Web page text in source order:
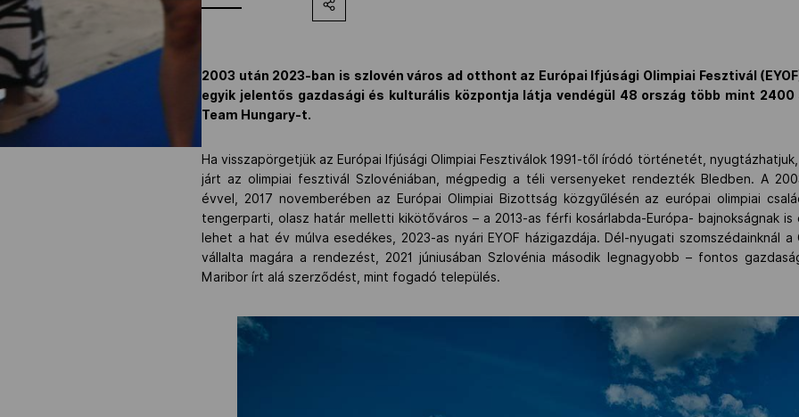
2003 után 2023-ban is szlovén város ad otthont az Európai Ifjúsági Olimpiai Fesztivál
egyik jelentős gazdasági és kulturális központja látja vendégül 48 ország több mint
Team Hungary-t.
Ha visszapörgetjük az Európai Ifjúsági Olimpiai Fesztiválok 1991-től íródó történetét,
járt az olimpiai fesztivál Szlovéniában, mégpedig a téli versenyeket rendezték Bledben. A
évvel, 2017 novemberében az Európai Olimpiai Bizottság közgyűlésén az európai olimpiai
tengerparti, olasz határ melletti kikötőváros – a 2013-as férfi kosárlabda-Európa- bajnokságnak
lehet a hat év múlva esedékes, 2023-as nyári EYOF házigazdája. Dél-nyugati szomszédainknál
vállalta magára a rendezést, 2021 júniusában Szlovénia második legnagyobb – fontos
Maribor írt alá szerződést, mint fogadó település.